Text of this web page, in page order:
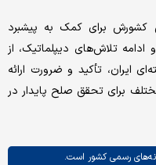
کشورش برای کمک به پیشبرد
تلاش‌های دیپلماتیک، از
ایران، تأکید و ضرورت ارائه
برای تحقق صلح پایدار در
رسمی کشور است.